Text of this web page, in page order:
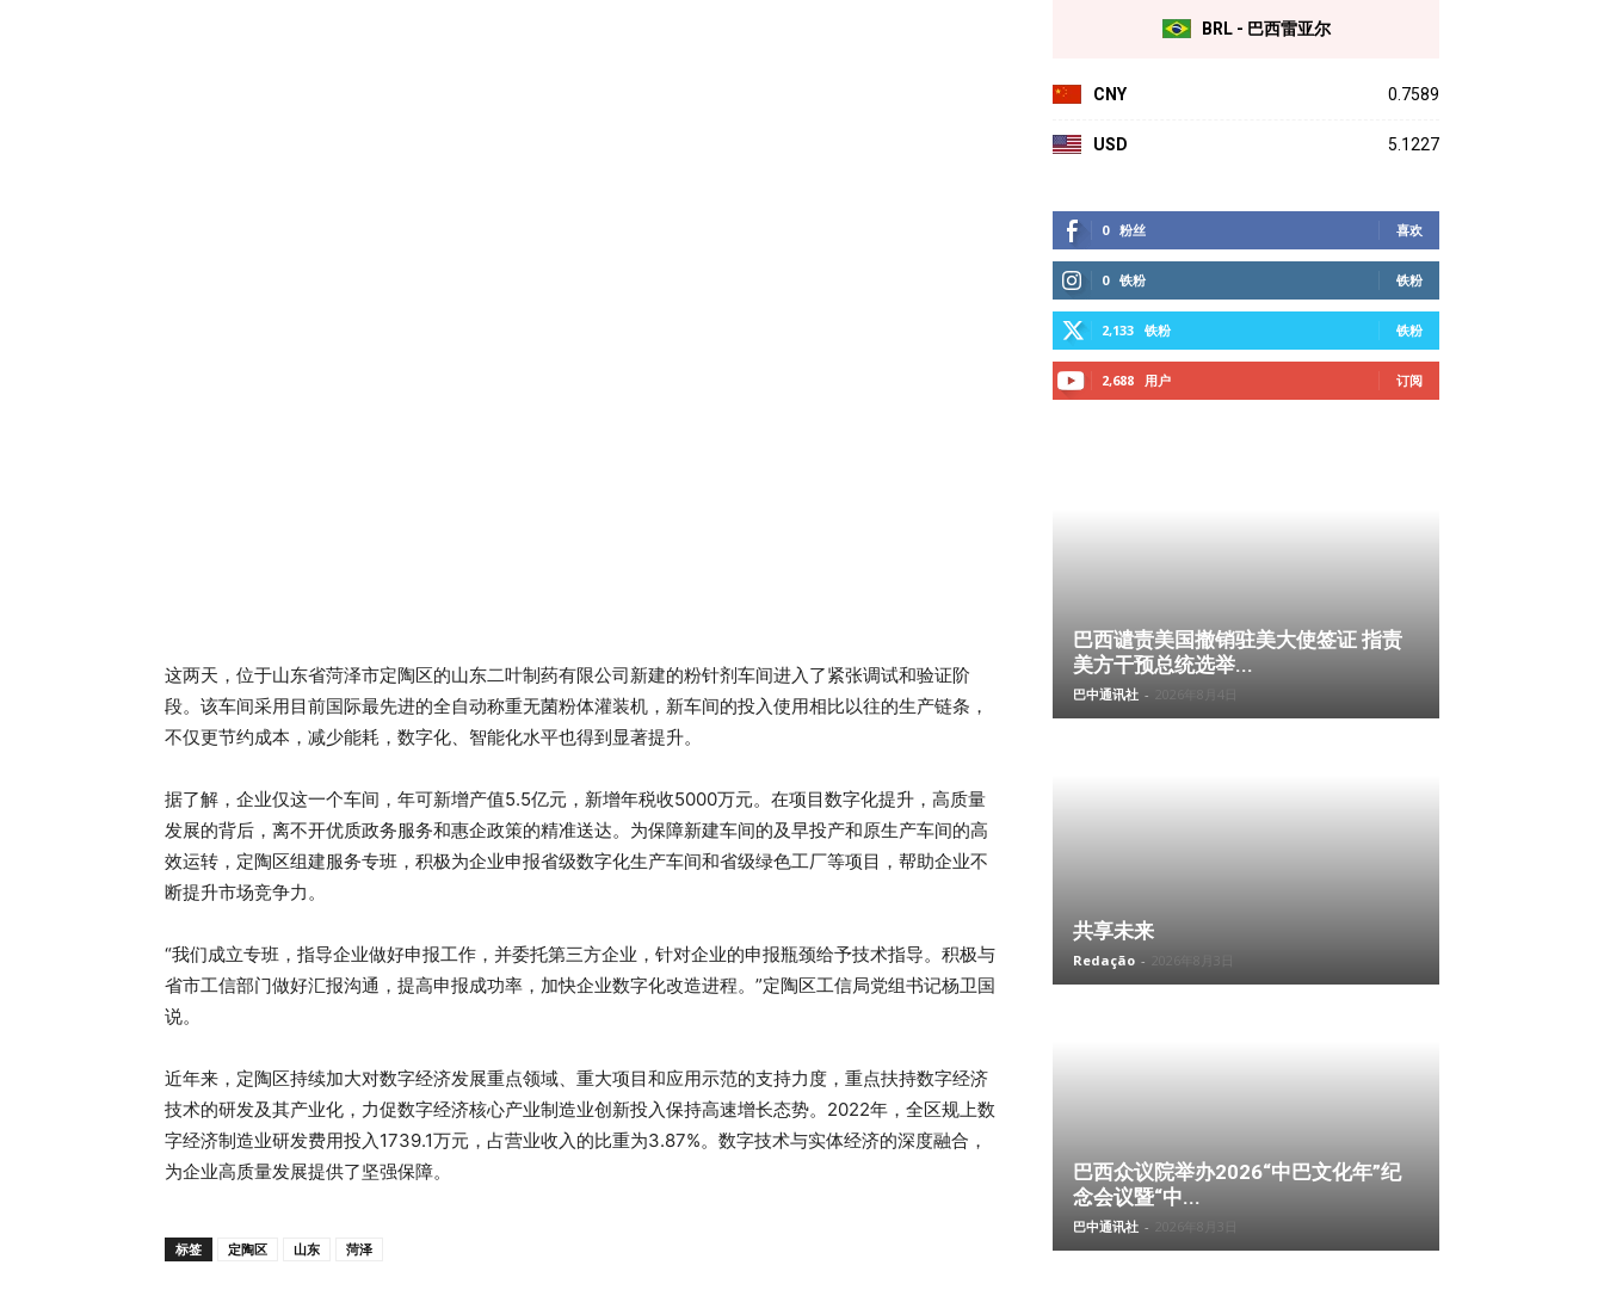
这两天，位于山东省菏泽市定陶区的山东二叶制药有限公司新建的粉针剂车间进入了紧张调试和验证阶
段。该车间采用目前国际最先进的全自动称重无菌粉体灌装机，新车间的投入使用相比以往的生产链条，
不仅更节约成本，减少能耗，数字化、智能化水平也得到显著提升。
据了解，企业仅这一个车间，年可新增产值5.5亿元，新增年税收5000万元。在项目数字化提升，高质量
发展的背后，离不开优质政务服务和惠企政策的精准送达。为保障新建车间的及早投产和原生产车间的高
效运转，定陶区组建服务专班，积极为企业申报省级数字化生产车间和省级绿色工厂等项目，帮助企业不
断提升市场竞争力。
“我们成立专班，指导企业做好申报工作，并委托第三方企业，针对企业的申报瓶颈给予技术指导。积极与
省市工信部门做好汇报沟通，提高申报成功率，加快企业数字化改造进程。”定陶区工信局党组书记杨卫国
说。
近年来，定陶区持续加大对数字经济发展重点领域、重大项目和应用示范的支持力度，重点扶持数字经济
技术的研发及其产业化，力促数字经济核心产业制造业创新投入保持高速增长态势。2022年，全区规上数
字经济制造业研发费用投入1739.1万元，占营业收入的比重为3.87%。数字技术与实体经济的深度融合，
为企业高质量发展提供了坚强保障。
标签 定陶区 山东 菏泽
BRL - 巴西雷亚尔
CNY 0.7589
USD 5.1227
0 粉丝 喜欢
0 铁粉 铁粉
2,133 铁粉 铁粉
2,688 用户 订阅
巴西谴责美国撤销驻美大使签证 指责
美方干预总统选举...
巴中通讯社 -
共享未来
Redação -
巴西众议院举办2026“中巴文化年”纪
念会议暨“中...
巴中通讯社 -